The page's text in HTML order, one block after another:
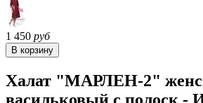
1 450 руб
Халат "МАРЛЕН-2"
васильковый с полоск -